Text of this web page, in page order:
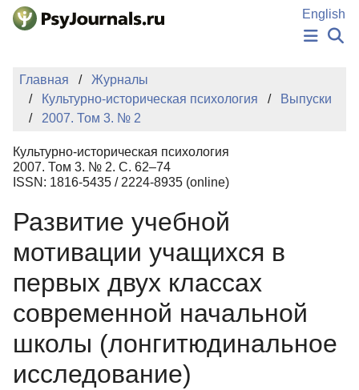
Перейти к основному содержанию
English
НОВОСТИ
КЛЮЧЕВЫЕ СЛОВА
Регистрация
Главная
Журналы
Культурно-историческая психология
Выпуски
2007. Том 3. № 2
Культурно-историческая психология
2007. Том 3. № 2. С. 62–74
ISSN: 1816-5435 / 2224-8935 (online)
Развитие учебной
мотивации учащихся в
первых двух классах
современной начальной
школы (лонгитюдинальное
исследование)